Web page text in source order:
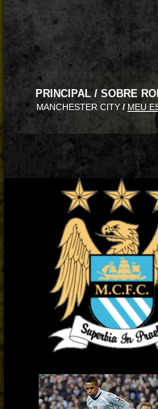
PRINCIPAL / SOBRE
MANCHESTER CITY / MEU